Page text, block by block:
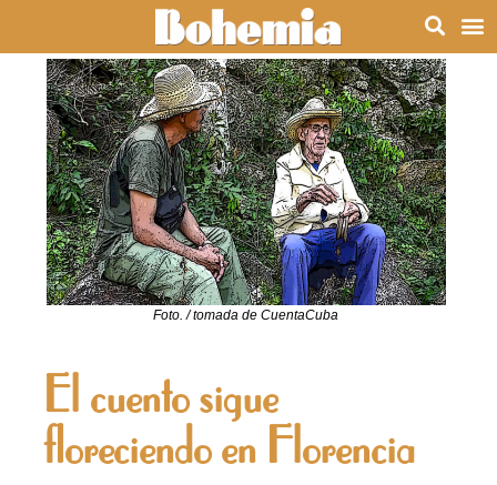
Foto. / tomada de CuentaCuba
El cuento sigue
floreciendo en Florencia